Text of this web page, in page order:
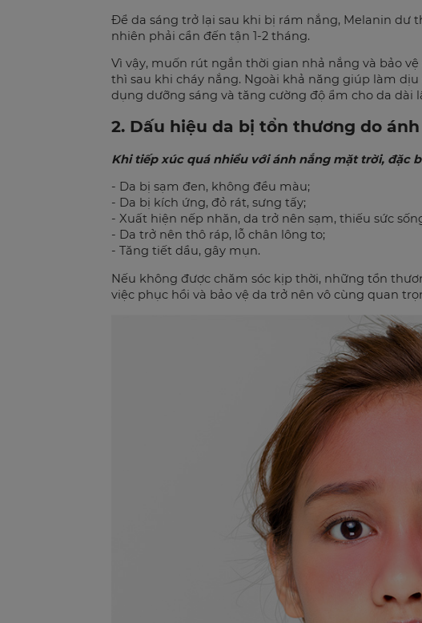
Để da sáng trở lại sau khi bị rám nắng, Melanin dư
nhiên phải cần đến tận 1-2 tháng.
Vì vậy, muốn rút ngắn thời gian nhả nắng và bảo
thì sau khi cháy nắng. Ngoài khả năng giúp làm
dụng dưỡng sáng và tăng cường độ ẩm cho da dài
2. Dấu hiệu da bị tổn thương do
Khi tiếp xúc quá nhiều với ánh nắng mặt trời, đặc
- Da bị sạm đen, không đều màu;
- Da bị kích ứng, đỏ rát, sưng tấy;
- Xuất hiện nếp nhăn, da trở nên sạm, thiếu sức
- Da trở nên thô ráp, lỗ chân lông to;
- Tăng tiết dầu, gây mụn.
Nếu không được chăm sóc kịp thời, những tổn
việc phục hồi và bảo vệ da trở nên vô cùng quan